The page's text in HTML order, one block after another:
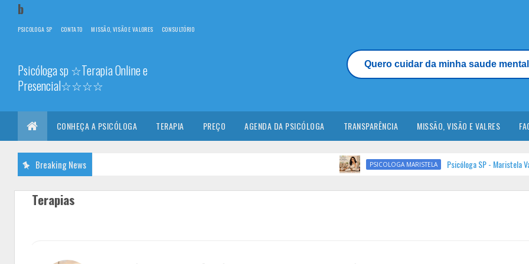
b
PSICOLOGA SP CONTATO MISSÃO, VISÃO E VALORES CONSULTÓRIO
Psicóloga sp ☆Terapia Online e
Presencial☆☆☆☆
Quero cuidar da minha saude mental
CONHEÇA A PSICÓLOGA TERAPIA PREÇO AGENDA DA PSICÓLOGA TRANSPARÊNCIA MISSÃO, VISÃO E VALRES
Breaking News PSICOLOGA MARISTELA Psicóloga SP - Maristela Vallim
Terapias